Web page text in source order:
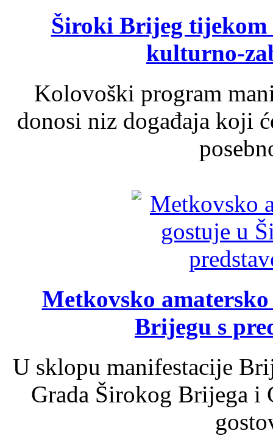
Široki Brijeg tijekom
kulturno-
Kolovoški program
donosi niz događaja koji
Metkovsko
Brijegu s
U sklopu manifestacije
Grada Širokog Brijega